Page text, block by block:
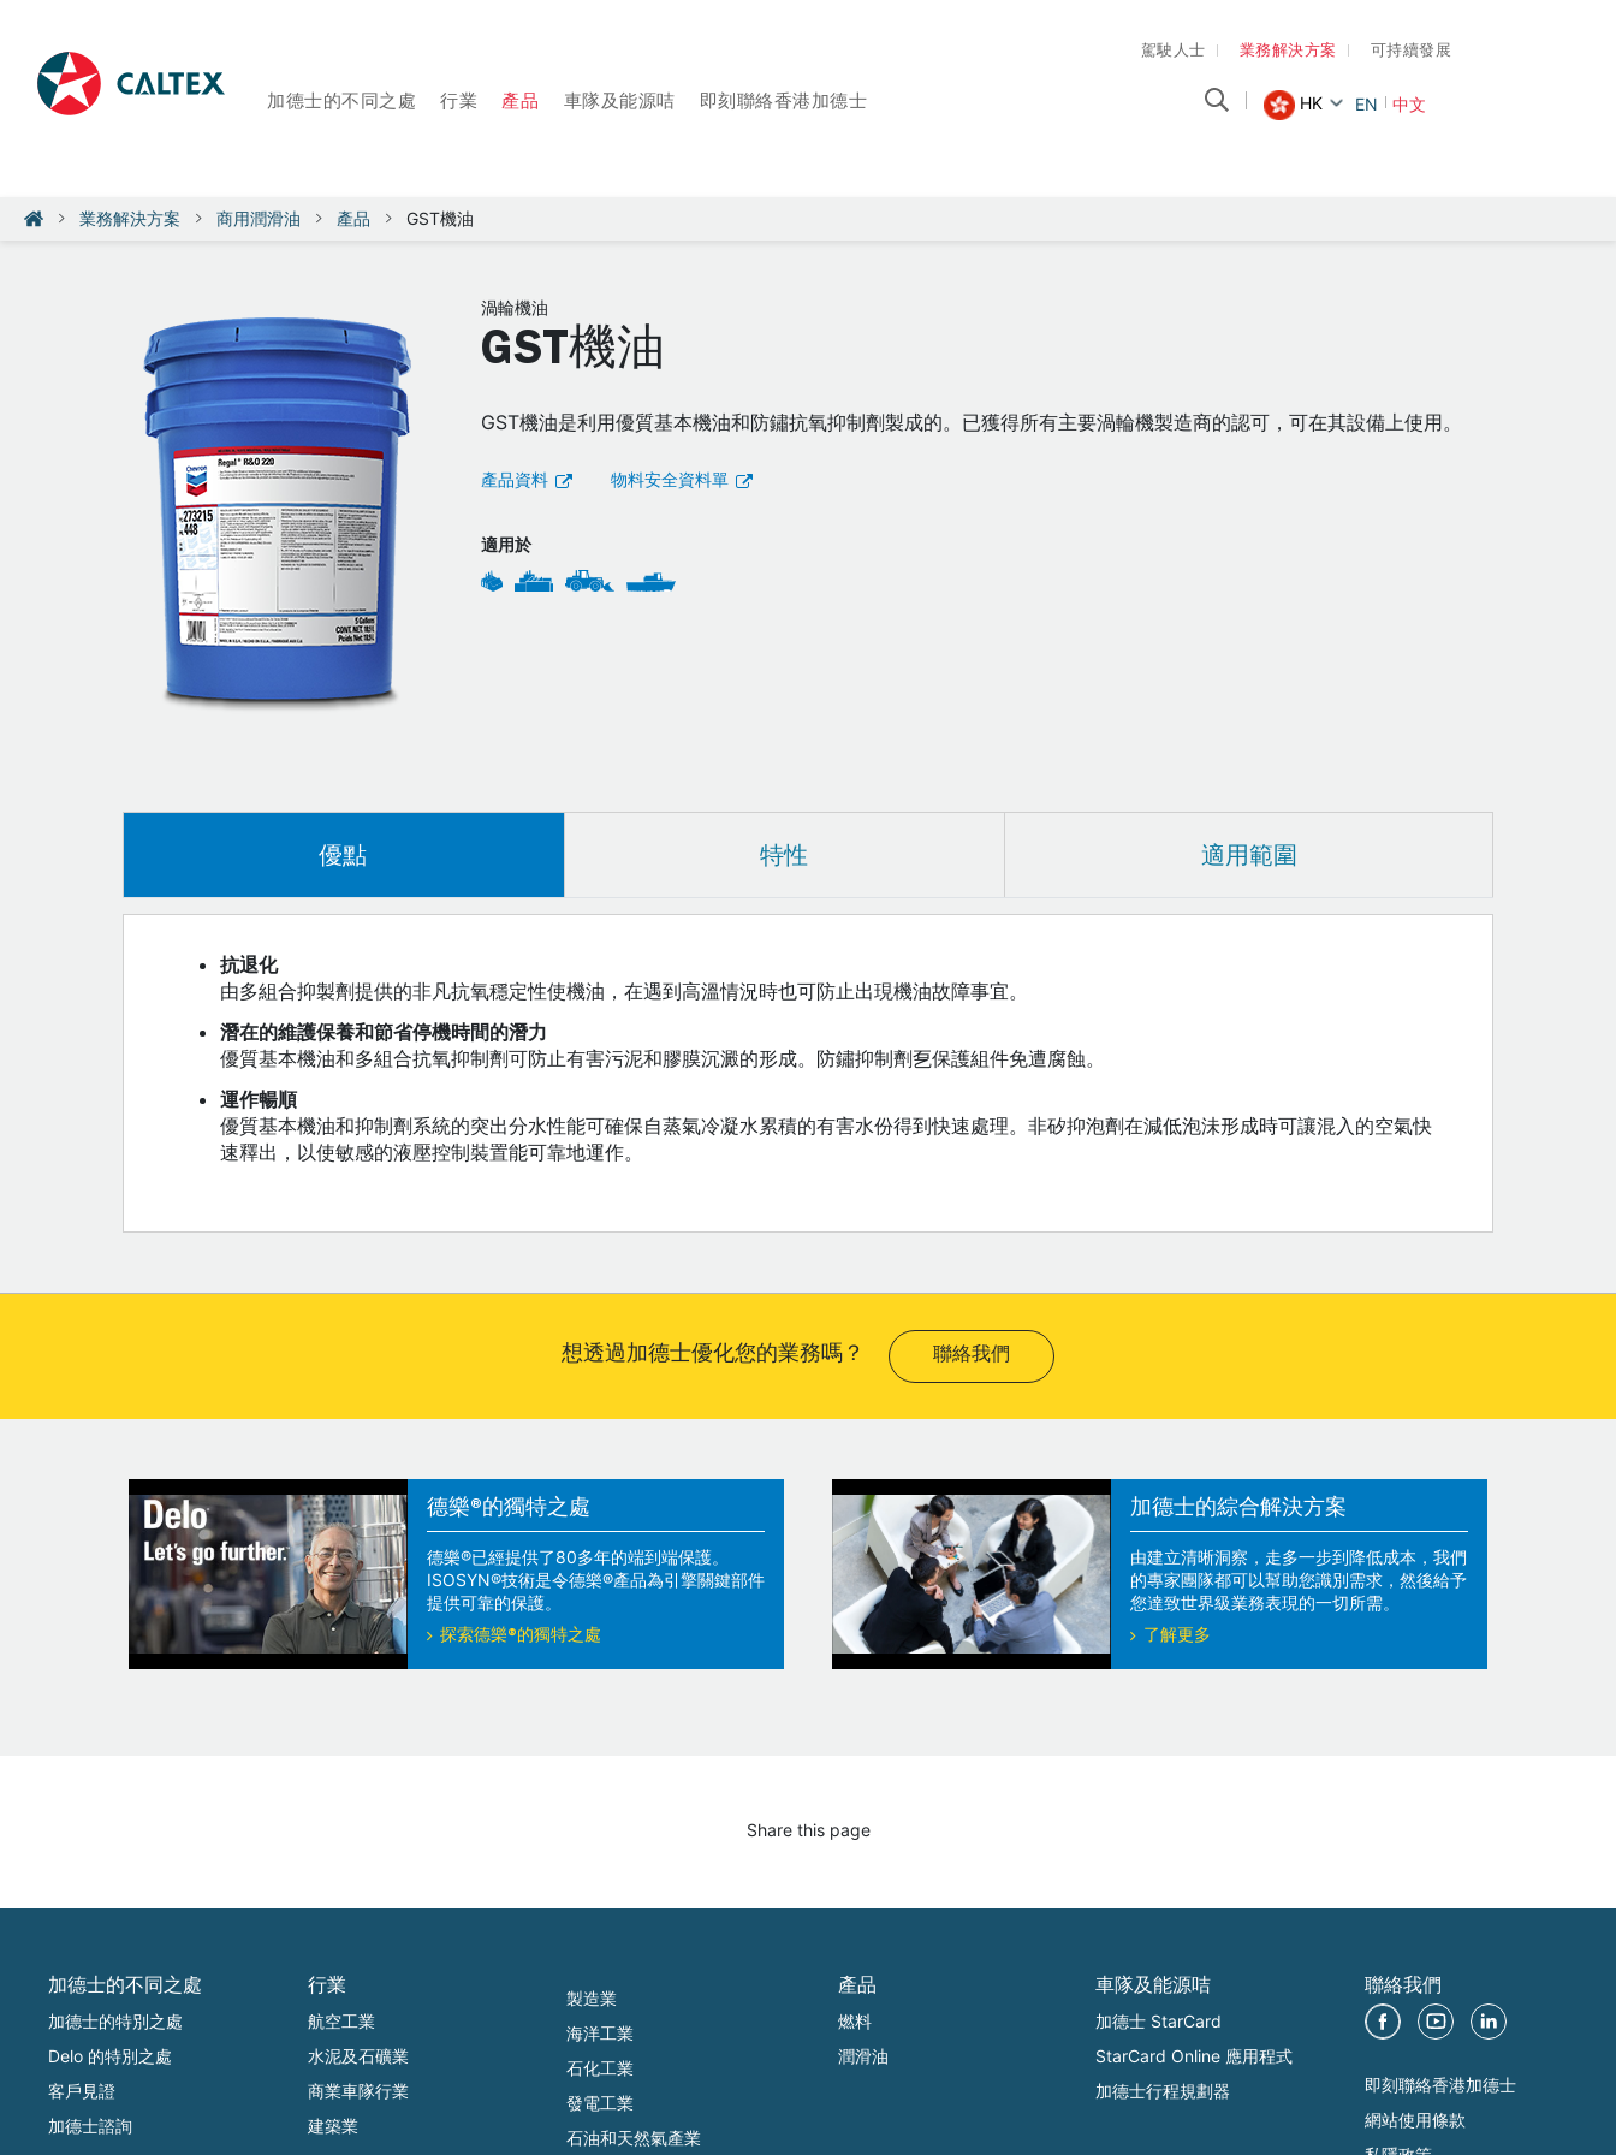
駕駛人士 業務解決方案 可持續發展
加德士的不同之處 行業 產品 車隊及能源咭 即刻聯絡香港加德士 HK EN 中文
業務解決方案 商用潤滑油 產品 GST機油
渦輪機油
GST機油
GST機油是利用優質基本機油和防鏽抗氧抑制劑製成的。已獲得所有主要渦輪機製造商的認可，可在其設備上使用。
產品資料 物料安全資料單
適用於
優點 特性 適用範圍
抗退化
由多組合抑製劑提供的非凡抗氧穩定性使機油，在遇到高溫情況時也可防止出現機油故障事宜。
潛在的維護保養和節省停機時間的潛力
優質基本機油和多組合抗氧抑制劑可防止有害污泥和膠膜沉澱的形成。防鏽抑制劑乭保護組件免遭腐蝕。
運作暢順
優質基本機油和抑制劑系統的突出分水性能可確保自蒸氣冷凝水累積的有害水份得到快速處理。非矽抑泡劑在減低泡沬形成時可讓混入的空氣快
速釋出，以使敏感的液壓控制裝置能可靠地運作。
想透過加德士優化您的業務嗎？ 聯絡我們
德樂®的獨特之處
德樂®已經提供了80多年的端到端保護。
ISOSYN®技術是令德樂®產品為引擎關鍵部件
提供可靠的保護。
探索德樂®的獨特之處
加德士的綜合解決方案
由建立清晰洞察，走多一步到降低成本，我們
的專家團隊都可以幫助您識別需求，然後給予
您達致世界級業務表現的一切所需。
了解更多
Share this page
加德士的不同之處
加德士的特別之處
Delo 的特別之處
客戶見證
加德士諮詢
行業
航空工業
水泥及石礦業
商業車隊行業
建築業
製造業
海洋工業
石化工業
發電工業
石油和天然氣產業
產品
燃料
潤滑油
車隊及能源咭
加德士 StarCard
StarCard Online 應用程式
加德士行程規劃器
聯絡我們
即刻聯絡香港加德士
網站使用條款